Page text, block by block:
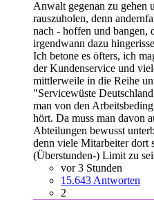
Anwalt gegenan zu gehen
rauszuholen, denn
nach - hoffen und bangen,
irgendwann dazu
Ich betone es öfters, ich
der Kundenservice und
mittlerweile in die Reihe
"Servicewüste
man von den
hört. Da muss man davon
Abteilungen bewusst
denn viele Mitarbeiter dort
(Überstunden-) Limit zu
vor 3 Stunden
15.643 Antworten
2